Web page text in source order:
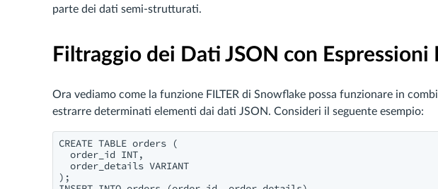
parte dei dati semi-strutturati.
Filtraggio dei Dati JSON con Espressioni
Ora vediamo come la funzione FILTER di Snowflake possa funzionare in
estrarre determinati elementi dai dati JSON. Consideri il seguente esempio:
CREATE TABLE orders (
  order_id INT,
  order_details VARIANT
);